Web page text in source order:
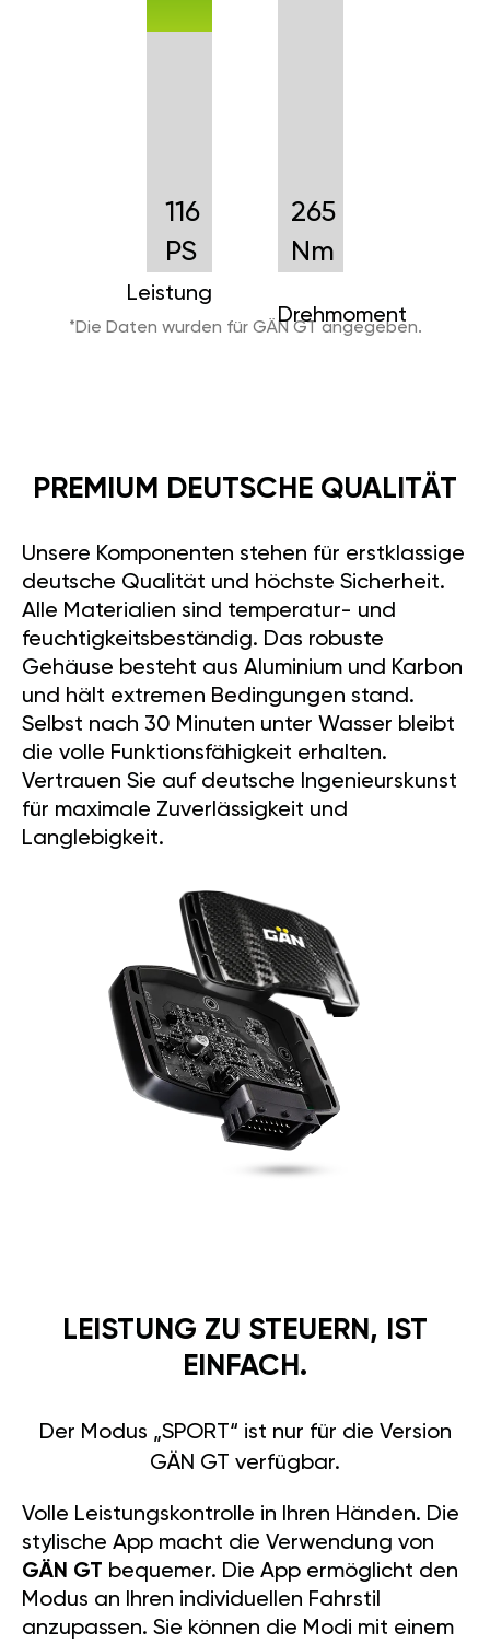
116
PS
Leistung
265
Nm
Drehmoment
*Die Daten wurden für GÄN GT angegeben.
PREMIUM DEUTSCHE QUALITÄT
Unsere Komponenten stehen für erstklassige
deutsche Qualität und höchste Sicherheit.
Alle Materialien sind temperatur- und
feuchtigkeitsbeständig. Das robuste
Gehäuse besteht aus Aluminium und Karbon
und hält extremen Bedingungen stand.
Selbst nach 30 Minuten unter Wasser bleibt
die volle Funktionsfähigkeit erhalten.
Vertrauen Sie auf deutsche Ingenieurskunst
für maximale Zuverlässigkeit und
Langlebigkeit.
LEISTUNG ZU STEUERN, IST
EINFACH.
Der Modus „SPORT“ ist nur für die Version
GÄN GT verfügbar.
Volle Leistungskontrolle in Ihren Händen. Die
stylische App macht die Verwendung von
GÄN GT bequemer. Die App ermöglicht den
Modus an Ihren individuellen Fahrstil
anzupassen. Sie können die Modi mit einem